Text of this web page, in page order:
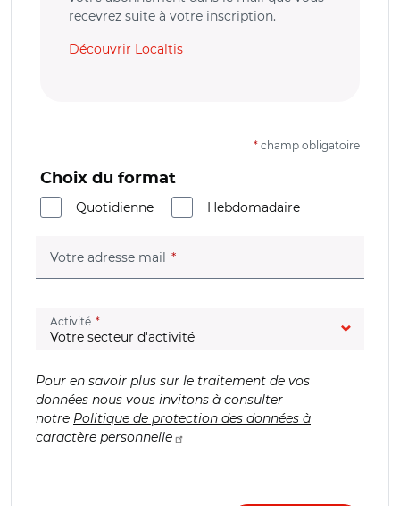
recevrez suite à votre inscription.
Découvrir Localtis
* champ obligatoire
Choix du format
Quotidienne
Hebdomadaire
Votre adresse mail (champ obligatoire)
Activité (champ obligatoire)
Pour en savoir plus sur le traitement de vos
données nous vous invitons à consulter
notre Politique de protection des données à
caractère personnelle